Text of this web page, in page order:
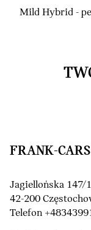
Mild Hybrid -
FRANK-CARS
Jagiellońska 147/
42-200
Telefon